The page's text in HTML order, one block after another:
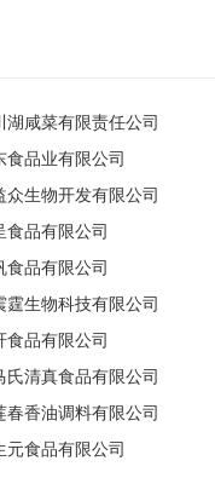
湖咸菜有限责任公司
食品业有限公司
众生物开发有限公司
食品有限公司
食品有限公司
霆生物科技有限公司
食品有限公司
氏清真食品有限公司
春香油调料有限公司
元食品有限公司